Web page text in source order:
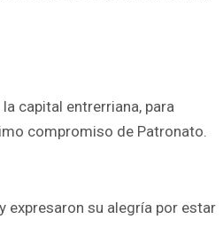
capital entrerriana, para
compromiso de Patronato.
expresaron su alegría por estar